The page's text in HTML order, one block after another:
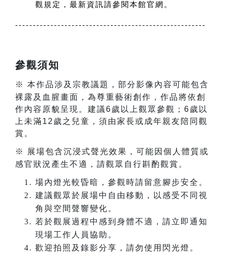
觀規定，最新資訊請參閱本館官網。
------------------------------------------------------
參觀須知
※ 本作品涉及宗教議題，部分影像內容可能包含
裸露及血腥畫面，為尊重藝術創作，作品將依創
作內容原貌呈現。建議6歲以上觀眾參觀；6歲以
上未滿12歲之兒童，須由家長或成年親友陪同觀
賞。
※ 展場包含沉浸式聲光效果，可能因個人體質或
感官狀況產生不適，請觀眾自行斟酌觀賞。
場內燈光較昏暗，參觀時請留意腳步安全。
建議觀眾於展場中自由移動，以感受不同視
角與空間聲響變化。
若於觀展過程中感到身體不適，請立即通知
現場工作人員協助。
歡迎拍照及錄影分享，請勿使用閃光燈。